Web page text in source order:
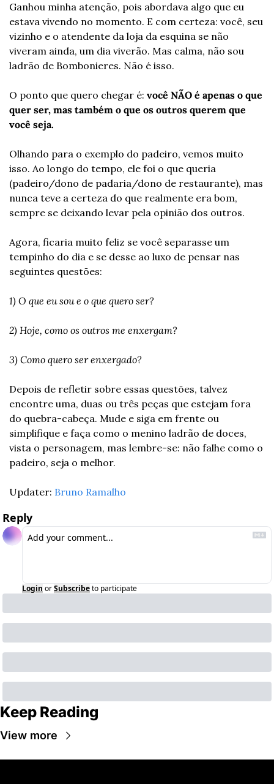
Ganhou minha atenção, pois abordava algo que eu
estava vivendo no momento. E com certeza: você, seu
vizinho e o atendente da loja da esquina se não
viveram ainda, um dia viverão. Mas calma, não sou
ladrão de Bombonieres. Não é isso.
O ponto que quero chegar é: você NÃO é apenas o que
quer ser, mas também o que os outros querem que
você seja.
Olhando para o exemplo do padeiro, vemos muito
isso. Ao longo do tempo, ele foi o que queria
(padeiro/dono de padaria/dono de restaurante), mas
nunca teve a certeza do que realmente era bom,
sempre se deixando levar pela opinião dos outros.
Agora, ficaria muito feliz se você separasse um
tempinho do dia e se desse ao luxo de pensar nas
seguintes questões:
1) O que eu sou e o que quero ser?
2) Hoje, como os outros me enxergam?
3) Como quero ser enxergado?
Depois de refletir sobre essas questões, talvez
encontre uma, duas ou três peças que estejam fora
do quebra-cabeça. Mude e siga em frente ou
simplifique e faça como o menino ladrão de doces,
vista o personagem, mas lembre-se: não falhe como o
padeiro, seja o melhor.
Updater: Bruno Ramalho
Reply
Login orSubscribeto participate
Keep Reading
View more